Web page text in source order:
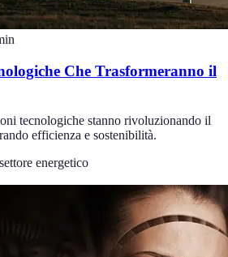
Che Trasformeranno il
tecnologiche stanno rivoluzionando il
efficienza e sostenibilità.
settore energetico